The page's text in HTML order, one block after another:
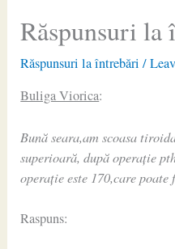
Răspunsuri la
Răspunsuri la întrebări /
Buliga Viorica:
Bună seara,am scoasa
superioară, după operație
operație este 170,care
Raspuns: